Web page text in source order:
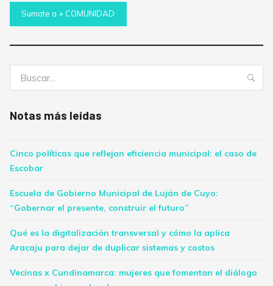
Sumate a + COMUNIDAD
Notas más leídas
Cinco políticas que reflejan eficiencia municipal: el caso de
Escobar
Escuela de Gobierno Municipal de Luján de Cuyo:
“Gobernar el presente, construir el futuro”
Qué es la digitalización transversal y cómo la aplica
Aracaju para dejar de duplicar sistemas y costos
Vecinas x Cundinamarca: mujeres que fomentan el diálogo